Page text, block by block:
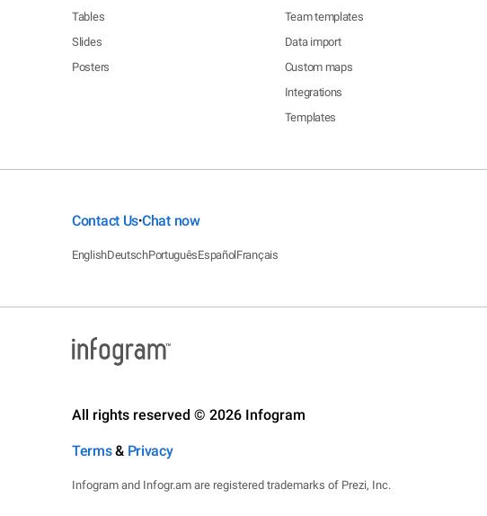
Tables
Slides
Posters
Team templates
Data import
Custom maps
Integrations
Templates
Contact Us•Chat now
EnglishDeutschPortuguêsEspañolFrançais
All rights reserved © 2026 Infogram
Terms& Privacy
Infogram and Infogr.am are registered trademarks of Prezi, Inc.